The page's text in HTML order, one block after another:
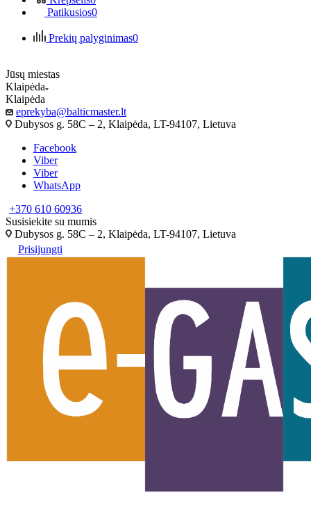
Patikusios0
Prekių palyginimas0
Jūsų miestas
Klaipėda
Klaipėda
eprekyba@balticmaster.lt
Dubysos g. 58C – 2, Klaipėda, LT-94107, Lietuva
Facebook
Viber
Viber
WhatsApp
+370 610 60936
Susisiekite su mumis
Dubysos g. 58C – 2, Klaipėda, LT-94107, Lietuva
Prisijungti